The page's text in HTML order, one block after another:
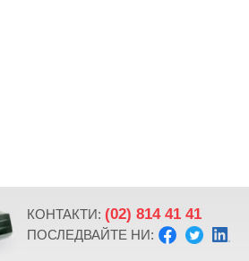
КОНТАКТИ: (02) 814 41 41
ПОСЛЕДВАЙТЕ НИ: